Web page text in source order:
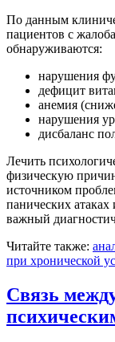
По данным
пациентов с
обнаруживаются:
нарушения
дефицит
анемия
нарушения
дисбаланс
Лечить
физическую
источником
панических
важный
Читайте также:
при хронической
Связь